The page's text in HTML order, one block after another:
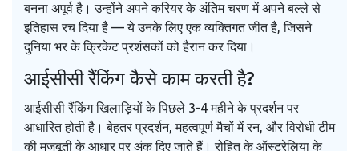
बनना अपूर्व है। उन्होंने अपने करियर के अंतिम चरण में अपने बल्ले से
इतिहास रच दिया है — ये उनके लिए एक व्यक्तिगत जीत है, जिसने
दुनिया भर के क्रिकेट प्रशंसकों को हैरान कर दिया।
आईसीसी रैंकिंग कैसे काम करती है?
आईसीसी रैंकिंग खिलाड़ियों के पिछले 3-4 महीने के प्रदर्शन पर
आधारित होती है। बेहतर प्रदर्शन, महत्वपूर्ण मैचों में रन, और विरोधी टीम
की मजबूती के आधार पर अंक दिए जाते हैं। रोहित के ऑस्ट्रेलिया के